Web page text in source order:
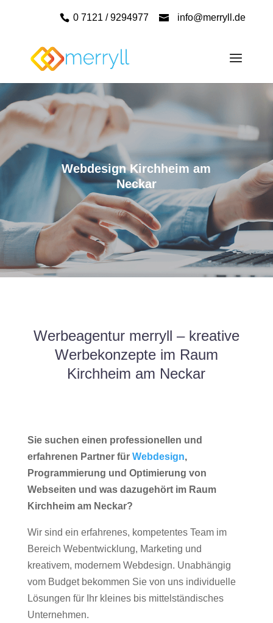
0 7121 / 9294977 info@merryll.de
Webdesign Kirchheim am
Neckar
Werbeagentur merryll – kreative
Werbekonzepte im Raum
Kirchheim am Neckar
Sie suchen einen professionellen und
erfahrenen Partner für Webdesign,
Programmierung und Optimierung von
Webseiten und was dazugehört im Raum
Kirchheim am Neckar?
Wir sind ein erfahrenes, kompetentes Team im
Bereich Webentwicklung, Marketing und
kreativem, modernem Webdesign. Unabhängig
vom Budget bekommen Sie von uns individuelle
Lösungen für Ihr kleines bis mittelständisches
Unternehmen.